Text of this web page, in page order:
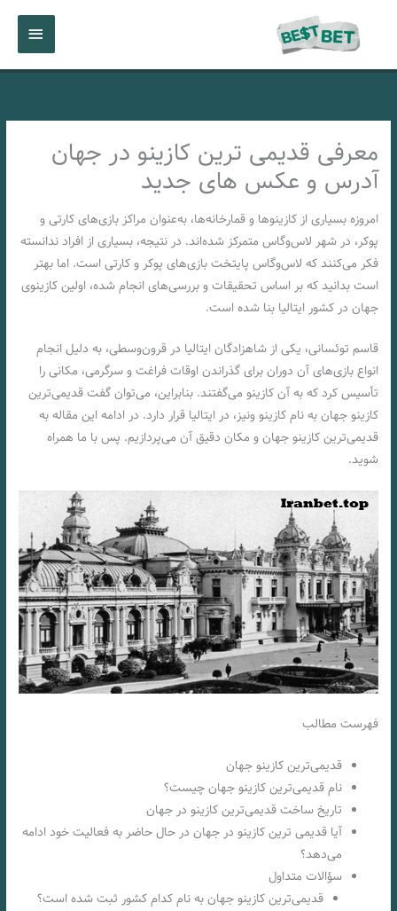
اصلی
معرفی قدیمی ترین کازینو در جهان
آدرس و عکس های جدید
امروزه بسیاری از کازینوها و قمارخانه‌ها، به‌عنوان مراکز بازی‌های‌ کارتی و
پوکر، در شهر لاس‌وگاس متمرکز شده‌اند. در نتیجه، بسیاری از افراد ندانسته
فکر می‌کنند که لاس‌وگاس پایتخت بازی‌های پوکر و کارتی است. اما بهتر
است بدانید که بر اساس تحقیقات و بررسی‌های انجام شده، اولین کازینوی
جهان در کشور ایتالیا بنا شده است.
قاسم توئسانی، یکی از شاهزادگان ایتالیا در قرون‌وسطی، به دلیل انجام
انواع بازی‌های آن دوران برای گذراندن اوقات فراغت و سرگرمی، مکانی را
تأسیس کرد که به آن کازینو می‌گفتند. بنابراین، می‌توان گفت قدیمی‌ترین
کازینو جهان به نام کازینو ونیز، در ایتالیا قرار دارد. در ادامه این مقاله به
قدیمی‌ترین کازینو جهان و مکان دقیق آن می‌پردازیم‌. پس با ما همراه
شوید.
فهرست مطالب
قدیمی‌ترین کازینو جهان
نام قدیمی‌ترین کازینو جهان چیست؟
تاریخ ساخت قدیمی‌ترین کازینو در جهان
آیا قدیمی ترین کازینو در جهان در حال حاضر به فعالیت خود ادامه
می‌دهد؟
سؤالات متداول
قدیمی‌ترین کازینو جهان به نام کدام کشور ثبت شده است؟